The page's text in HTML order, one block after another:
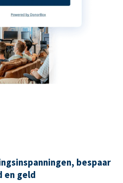
bespaar
en geld